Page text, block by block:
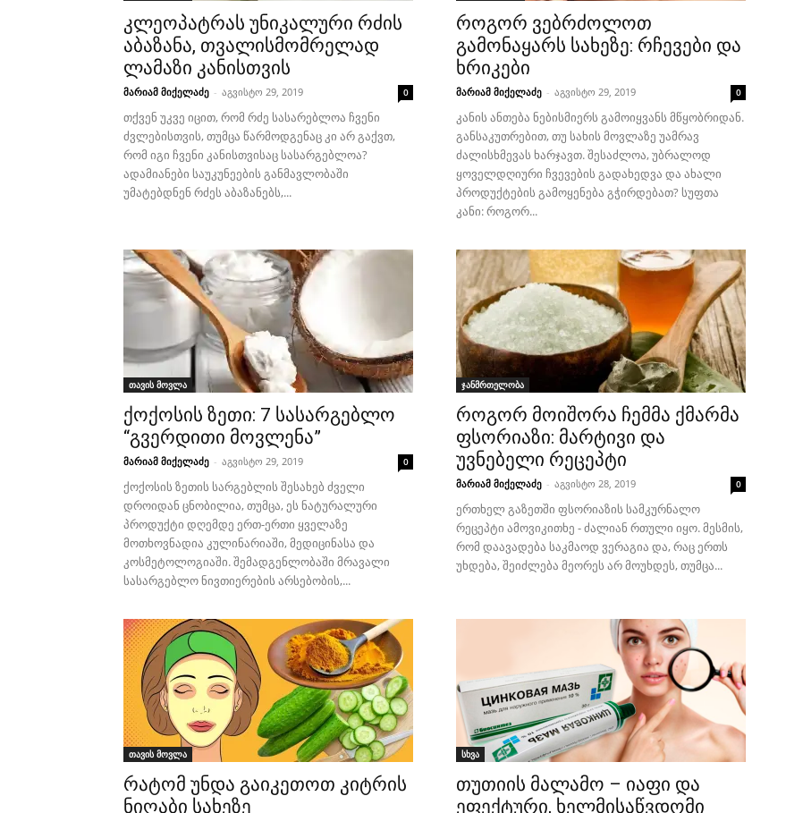
კლეოპატრას უნიკალური რძის
აბაზანა, თვალისმომრელად
ლამაზი კანისთვის
მარიამ მიქელაძე - აგვისტო 29, 2019 0
თქვენ უკვე იცით, რომ რძე სასარებლოა ჩვენი
ძვლებისთვის, თუმცა წარმოდგენაც კი არ გაქვთ,
რომ იგი ჩვენი კანისთვისაც სასარგებლოა?
ადამიანები საუკუნეების განმავლობაში
უმატებდნენ რძეს აბაზანებს,...
როგორ ვებრძოლოთ
გამონაყარს სახეზე: რჩევები და
ხრიკები
მარიამ მიქელაძე - აგვისტო 29, 2019 0
კანის ანთება ნებისმიერს გამოიყვანს მწყობრიდან.
განსაკუთრებით, თუ სახის მოვლაზე უამრავ
ძალისხმევას ხარჯავთ. შესაძლოა, უბრალოდ
ყოველდღიური ჩვევების გადახედვა და ახალი
პროდუქტების გამოყენება გჭირდებათ? სუფთა
კანი: როგორ...
თავის მოვლა
ქოქოსის ზეთი: 7 სასარგებლო
“გვერდითი მოვლენა”
მარიამ მიქელაძე - აგვისტო 29, 2019 0
ქოქოსის ზეთის სარგებლის შესახებ ძველი
დროიდან ცნობილია, თუმცა, ეს ნატურალური
პროდუქტი დღემდე ერთ-ერთი ყველაზე
მოთხოვნადია კულინარიაში, მედიცინასა და
კოსმეტოლოგიაში. შემადგენლობაში მრავალი
სასარგებლო ნივთიერების არსებობის,...
ჯანმრთელობა
როგორ მოიშორა ჩემმა ქმარმა
ფსორიაზი: მარტივი და
უვნებელი რეცეპტი
მარიამ მიქელაძე - აგვისტო 28, 2019 0
ერთხელ გაზეთში ფსორიაზის სამკურნალო
რეცეპტი ამოვიკითხე - ძალიან რთული იყო. მესმის,
რომ დაავადება საკმაოდ ვერაგია და, რაც ერთს
უხდება, შეიძლება მეორეს არ მოუხდეს, თუმცა...
თავის მოვლა
რატომ უნდა გაიკეთოთ კიტრის
ნიღაბი სახეზე
სხვა
თუთიის მალამო – იაფი და
ეფექტური, ხელმისაწვდომი